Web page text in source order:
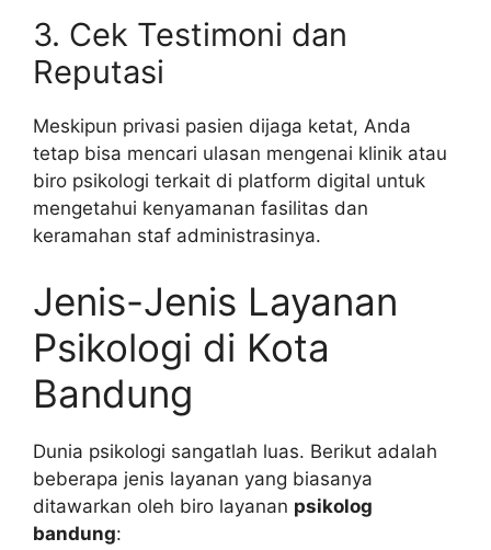
3. Cek Testimoni dan
Reputasi
Meskipun privasi pasien dijaga ketat, Anda
tetap bisa mencari ulasan mengenai klinik atau
biro psikologi terkait di platform digital untuk
mengetahui kenyamanan fasilitas dan
keramahan staf administrasinya.
Jenis-Jenis Layanan
Psikologi di Kota
Bandung
Dunia psikologi sangatlah luas. Berikut adalah
beberapa jenis layanan yang biasanya
ditawarkan oleh biro layanan psikolog
bandung: